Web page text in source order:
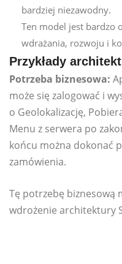
bardziej niezawodny.
Ten model jest bardzo
wdrażania, rozwoju i
Przykłady
Potrzeba biznesowa:
może się zalogować i
o Geolokalizację,
Menu z serwera po
końcu można dokonać
zamówienia.
Tę potrzebę biznesową
wdrożenie architektury